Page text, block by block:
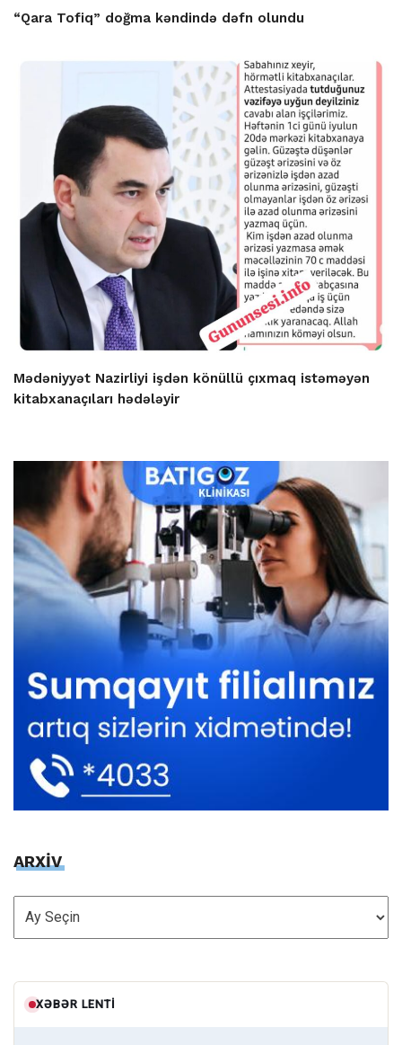
“Qara Tofiq” doğma kəndində dəfn olundu
Mədəniyyət Nazirliyi işdən könüllü çıxmaq istəməyən
kitabxanaçıları hədələyir
ARXİV
ARXİV
XƏBƏR LENTI